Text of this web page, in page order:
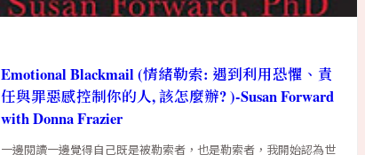
Emotional Blackmail (情緒勒索: 遇到利用恐懼、責
任與罪惡感控制你的人, 該怎麼辦? )-Susan Forward
with Donna Frazier
一邊閱讀一邊覺得自己既是被勒索者，也是勒索者，我開始認為世